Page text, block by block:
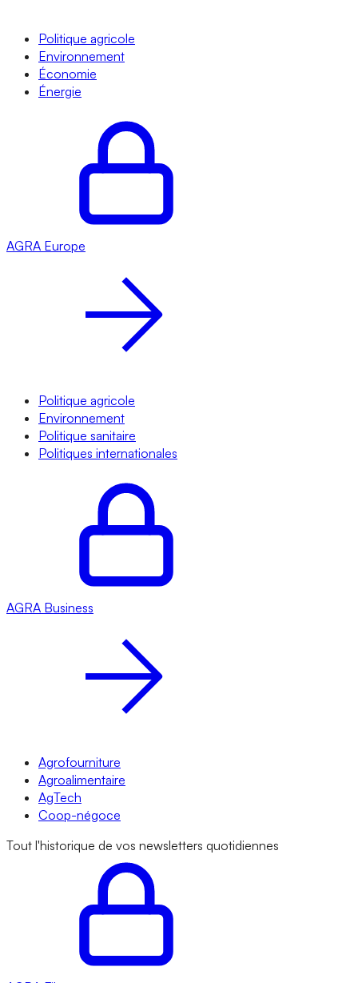
Politique agricole
Environnement
Économie
Énergie
AGRA Europe
Politique agricole
Environnement
Politique sanitaire
Politiques internationales
AGRA Business
Agrofourniture
Agroalimentaire
AgTech
Coop-négoce
Tout l'historique de vos newsletters quotidiennes